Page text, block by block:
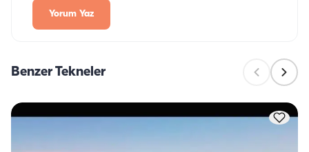
Yorum Yaz
Benzer Tekneler